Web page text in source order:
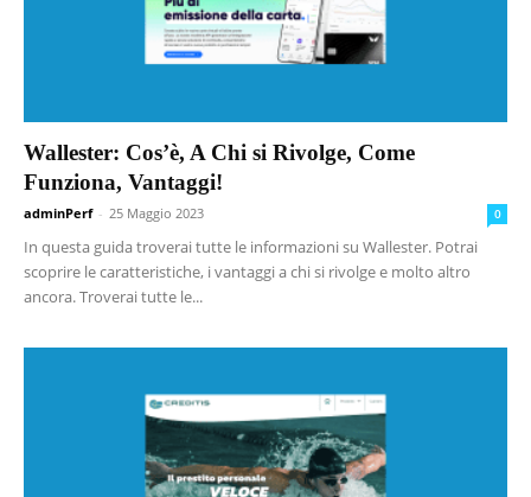
Wallester: Cos’è, A Chi si Rivolge, Come
Funziona, Vantaggi!
adminPerf - 25 Maggio 2023 0
In questa guida troverai tutte le informazioni su Wallester. Potrai
scoprire le caratteristiche, i vantaggi a chi si rivolge e molto altro
ancora. Troverai tutte le...